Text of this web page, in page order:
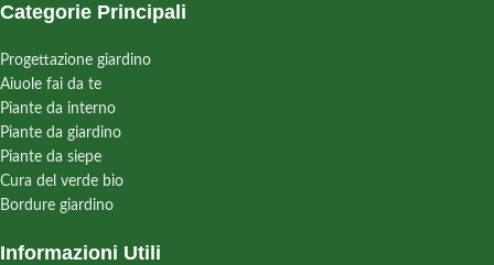
Categorie Principali
Progettazione giardino
Aiuole fai da te
Piante da interno
Piante da giardino
Piante da siepe
Cura del verde bio
Bordure giardino
Informazioni Utili